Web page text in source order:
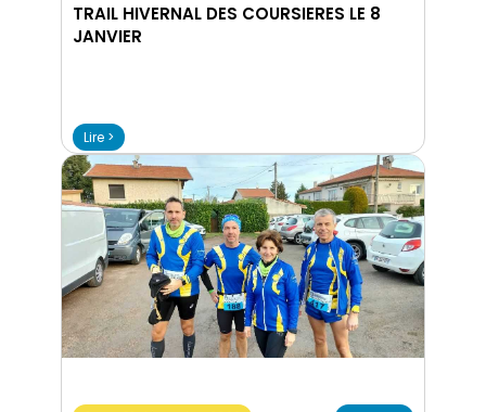
TRAIL HIVERNAL DES COURSIERES LE 8
JANVIER
Lire >